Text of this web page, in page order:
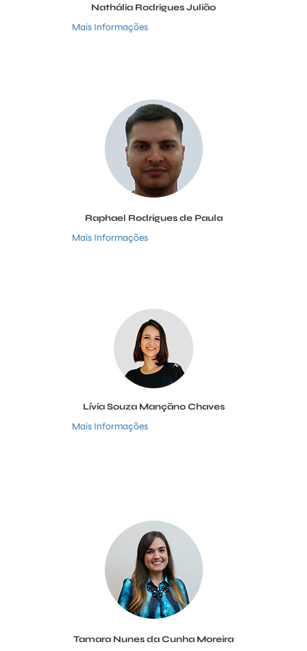
Nathália Rodrigues Julião
Mais Informações
Raphael Rodrigues de Paula
Mais Informações
Lívia Souza Mançãno Chaves
Mais Informações
Tamara Nunes da Cunha Moreira